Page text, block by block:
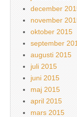
december
november
oktober 2015
september
augusti 2015
juli 2015
juni 2015
maj 2015
april 2015
mars 2015